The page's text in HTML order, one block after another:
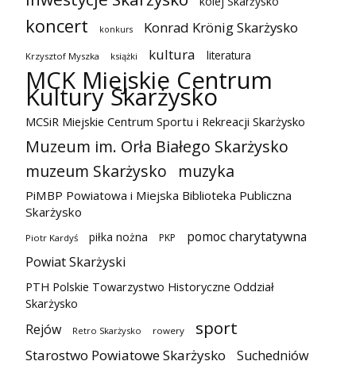
koncert konkurs Konrad Krönig Skarżysko
Krzysztof Myszka książki kultura literatura
MCK Miejskie Centrum
Kultury Skarżysko
MCSiR Miejskie Centrum Sportu i Rekreacji Skarżysko
Muzeum im. Orła Białego Skarżysko
muzeum Skarżysko
muzyka
PiMBP Powiatowa i Miejska Biblioteka Publiczna
Skarżysko
Piotr Kardyś piłka nożna PKP
pomoc charytatywna
Powiat Skarżyski
PTH Polskie Towarzystwo Historyczne Oddział
Skarżysko
Rejów Retro Skarżysko rowery sport
Starostwo Powiatowe Skarżysko Suchedniów